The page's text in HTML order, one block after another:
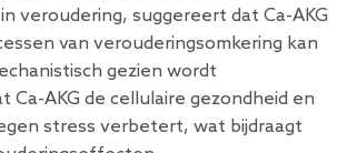
veroudering, suggereert dat Ca-AKG
van verouderingsomkering kan
gezien wordt
Ca-AKG de cellulaire gezondheid en
stress verbetert, wat bijdraagt